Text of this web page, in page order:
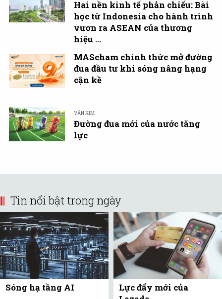
Hai nền kinh tế phản chiếu: Bài
học từ Indonesia cho hành trình
vươn ra ASEAN của thương
hiệu ...
MAScham chính thức mở đường
đua đầu tư khi sóng nâng hạng
cận kề
VĂN KIM
Đường đua mới của nước tăng
lực
Tin nổi bật trong ngày
Sóng hạ tầng AI
Lực đẩy mới của